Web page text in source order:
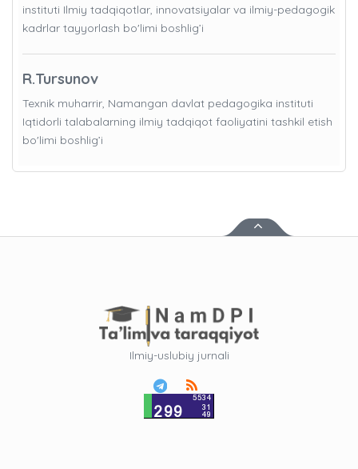
instituti Ilmiy tadqiqotlar, innovatsiyalar va ilmiy-pedagogik
kadrlar tayyorlash bo'limi boshlig’i
R.Tursunov
Texnik muharrir, Namangan davlat pedagogika instituti
Iqtidorli talabalarning ilmiy tadqiqot faoliyatini tashkil etish
bo'limi boshlig’i
Ilmiy-uslubiy jurnali